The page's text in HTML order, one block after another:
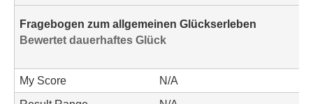
Fragebogen zum allgemeinen Glückserleben
Bewertet dauerhaftes Glück
My Score
N/A